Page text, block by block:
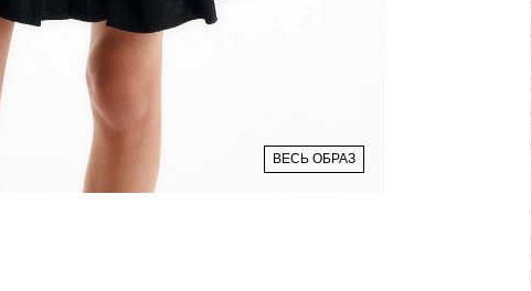
ВЕСЬ ОБРАЗ